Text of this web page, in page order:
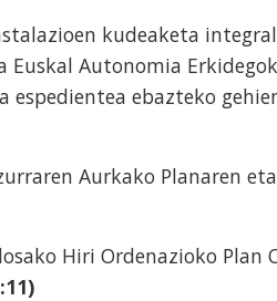
kudeaketa
Autonomia
ebazteko
Aurkako Planaren
Hiri Ordenazioko Plan